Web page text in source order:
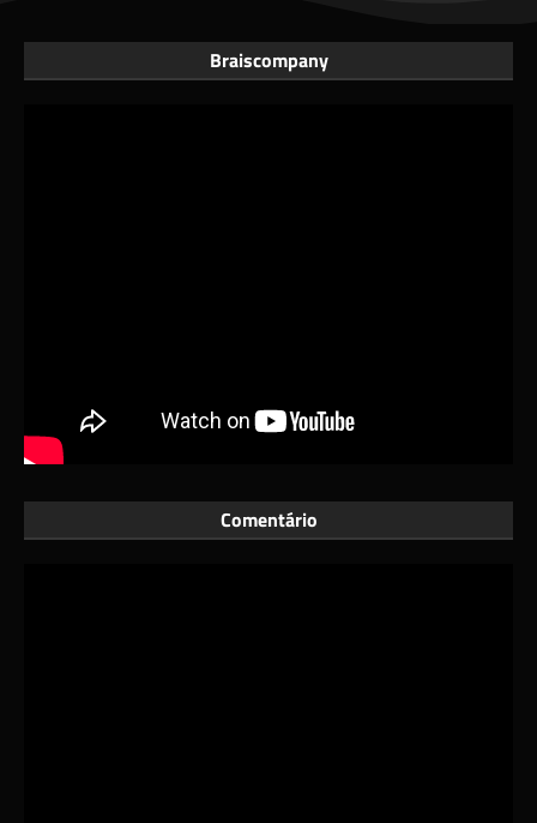
Braiscompany
Comentário